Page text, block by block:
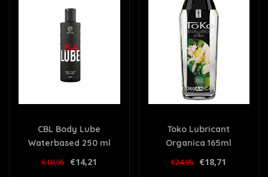
CBL Body Lube
Waterbased 250 ml
€18,95 €14,21
Toko Lubricant
Organica 165ml
€24,95 €18,71